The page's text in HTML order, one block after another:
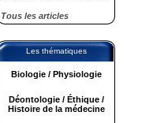
Tous les articles
Les thématiques
Biologie / Physiologie
Déontologie / Éthique /
Histoire de la médecine